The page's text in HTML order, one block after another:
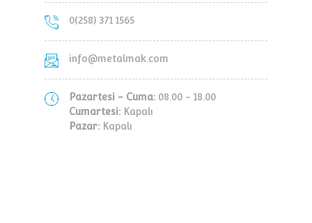
0(258) 371 1565
info@metalmak.com
Pazartesi - Cuma: 08.00 - 18.00
Cumartesi: Kapalı
Pazar: Kapalı